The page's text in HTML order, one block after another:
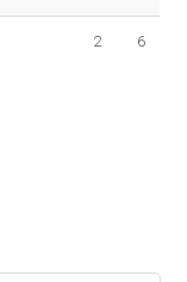
2 6